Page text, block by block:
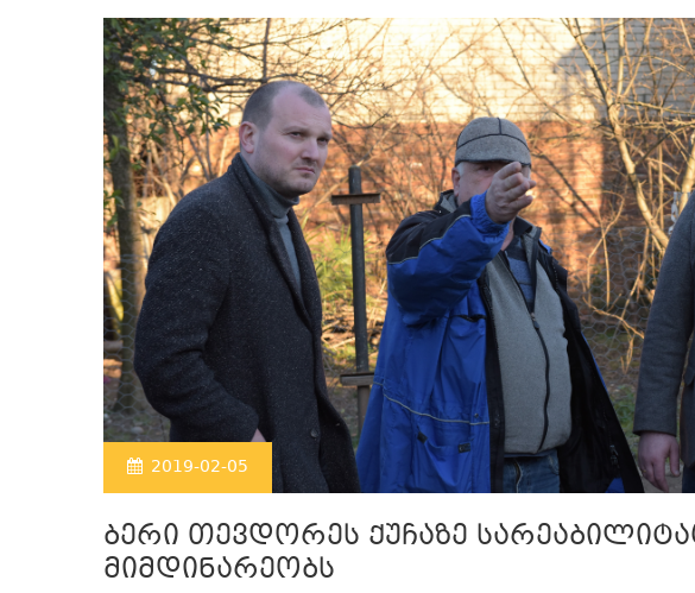
2019-02-05
ბერი თევდორეს ქუჩაზე
მიმდინარეობს